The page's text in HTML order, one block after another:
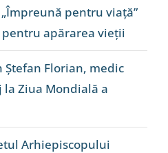
pentru viață”
apărarea vieții
Ștefan Florian, medic
Ziua Mondială a
Arhiepiscopului